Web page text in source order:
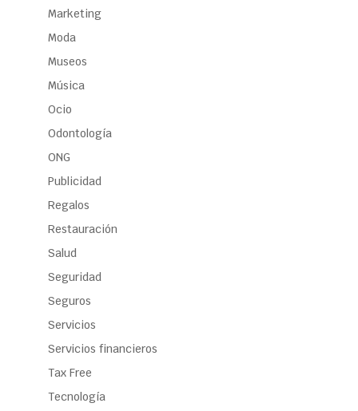
Marketing
Moda
Museos
Música
Ocio
Odontología
ONG
Publicidad
Regalos
Restauración
Salud
Seguridad
Seguros
Servicios
Servicios financieros
Tax Free
Tecnología